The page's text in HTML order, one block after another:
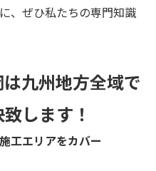
、ぜひ私たちの専門知識
九州地方全域で
します！
工エリアをカバー